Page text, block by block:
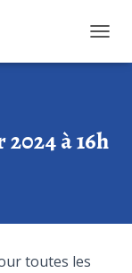
à 16h
toutes les